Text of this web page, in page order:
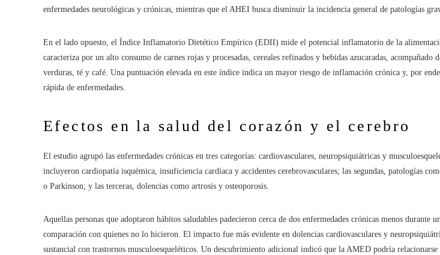
enfermedades neurológicas y crónicas, mientras que el AHEI busca disminuir la incidencia general de patologías
En el lado opuesto, el Índice Inflamatorio Dietético Empírico (EDII) mide el potencial inflamatorio de la
caracteriza por un alto consumo de carnes rojas y procesadas, cereales refinados y bebidas azucaradas, acompañado
verduras, té y café. Una puntuación elevada en este índice indica un mayor riesgo de inflamación crónica y, por
rápida de enfermedades.
Efectos en la salud del corazón y el cerebro
El estudio agrupó las enfermedades crónicas en tres categorías: cardiovasculares, neuropsiquiátricas y
incluyeron cardiopatía isquémica, insuficiencia cardíaca y accidentes cerebrovasculares; las segundas, patologías
o Parkinson; y las terceras, dolencias como artrosis y osteoporosis.
Aquellas personas que adoptaron hábitos saludables padecieron cerca de dos enfermedades crónicas menos durante
comparación con quienes no lo hicieron. El impacto fue más evidente en dolencias cardiovasculares y
sustancial con trastornos musculoesqueléticos. Un descubrimiento adicional indicó que la AMED podría